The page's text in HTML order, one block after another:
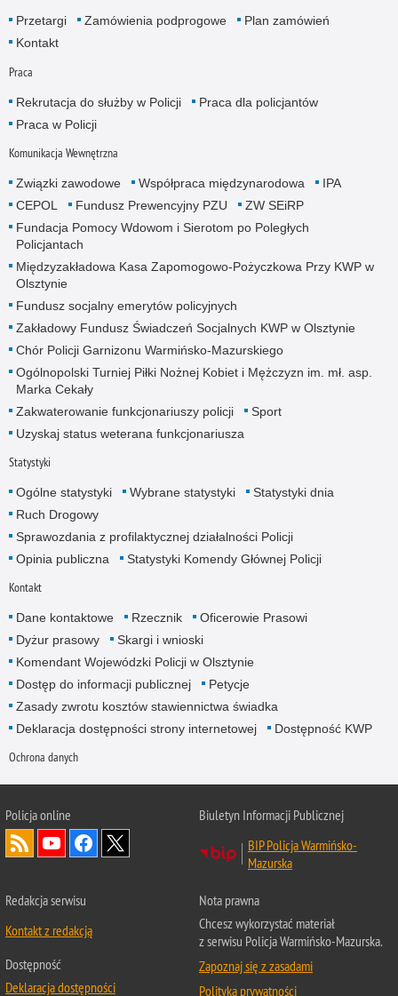
Przetargi Zamówienia podprogowe
Plan zamówień
Kontakt
Praca
Rekrutacja do służby w Policji
Praca dla policjantów
Praca w Policji
Komunikacja Wewnętrzna
Związki zawodowe Współpraca międzynarodowa
IPA
CEPOL
Fundusz Prewencyjny PZU
ZW SEiRP
Fundacja Pomocy Wdowom i Sierotom po Poległych
Policjantach
Międzyzakładowa Kasa Zapomogowo-Pożyczkowa Przy KWP w
Olsztynie
Fundusz socjalny emerytów policyjnych
Zakładowy Fundusz Świadczeń Socjalnych KWP w Olsztynie
Chór Policji Garnizonu Warmińsko-Mazurskiego
Ogólnopolski Turniej Piłki Nożnej Kobiet i Mężczyzn im. mł. asp.
Marka Cekały
Zakwaterowanie funkcjonariuszy policji
Sport
Uzyskaj status weterana funkcjonariusza
Statystyki
Ogólne statystyki Wybrane statystyki
Statystyki dnia
Ruch Drogowy
Sprawozdania z profilaktycznej działalności Policji
Opinia publiczna
Statystyki Komendy Głównej Policji
Kontakt
Dane kontaktowe Rzecznik
Oficerowie Prasowi
Dyżur prasowy
Skargi i wnioski
Komendant Wojewódzki Policji w Olsztynie
Dostęp do informacji publicznej
Petycje
Zasady zwrotu kosztów stawiennictwa świadka
Deklaracja dostępności strony internetowej
Dostępność KWP
Ochrona danych
Policja online
Biuletyn Informacji Publicznej
BIP Policja Warmińsko-
Mazurska
Redakcja serwisu
Kontakt z redakcją
Dostępność
Deklaracja dostępności
Nota prawna
Chcesz wykorzystać materiał
z serwisu Policja Warmińsko-Mazurska.
Zapoznaj się z zasadami
Polityka prywatności